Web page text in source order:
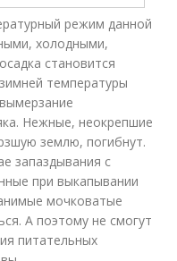
режим данной
холодными,
становится
температуры
Нежные, неокрепшие
землю, погибнут.
запаздывания с
при выкапывании
мочковатые
А поэтому не смогут
питательных